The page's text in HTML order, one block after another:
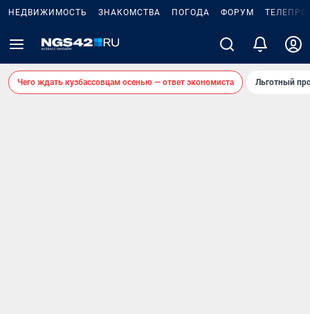
НЕДВИЖИМОСТЬ ЗНАКОМСТВА ПОГОДА ФОРУМ
Чего ждать кузбассовцам осенью — ответ экономиста Льготный